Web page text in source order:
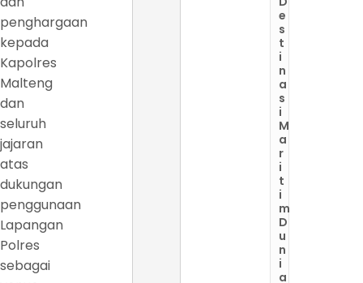
penghargaan
kepada
Kapolres
Malteng
dan
seluruh
jajaran
atas
dukungan
penggunaan
Lapangan
Polres
sebagai
e
s
t
i
n
a
s
i
M
a
r
i
t
i
m
D
u
n
i
a